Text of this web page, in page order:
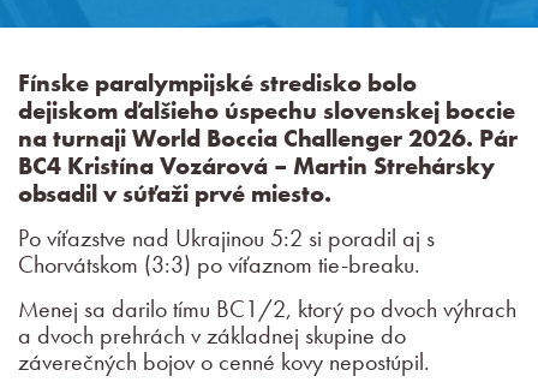
Fínske paralympijské stredisko bolo
dejiskom ďalšieho úspechu slovenskej boccie
na turnaji World Boccia Challenger 2026. Pár
BC4 Kristína Vozárová – Martin Strehársky
obsadil v súťaži prvé miesto.
Po víťazstve nad Ukrajinou 5:2 si poradil aj s
Chorvátskom (3:3) po víťaznom tie-breaku.
Menej sa darilo tímu BC1/2, ktorý po dvoch výhrach
a dvoch prehrách v základnej skupine do
záverečných bojov o cenné kovy nepostúpil.